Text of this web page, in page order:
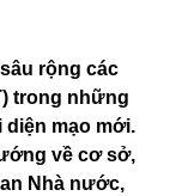
rộng các
trong những
diện mạo mới.
về cơ sở,
Nhà nước,